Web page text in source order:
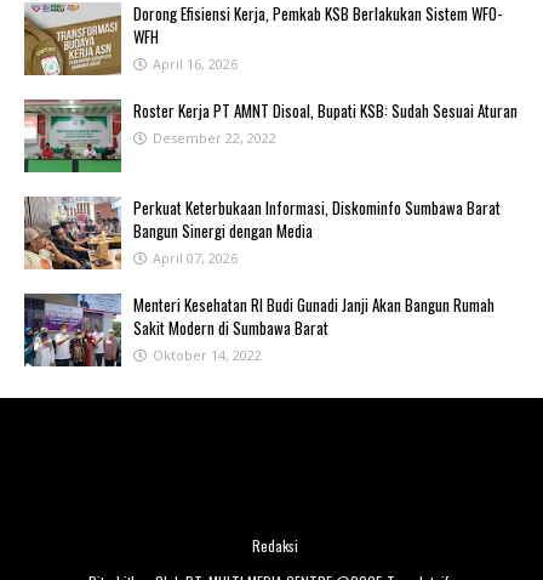
‎Dorong Efisiensi Kerja, Pemkab KSB Berlakukan Sistem WFO-
WFH ‎
April 16, 2026
Roster Kerja PT AMNT Disoal, Bupati KSB: Sudah Sesuai Aturan
Desember 22, 2022
Perkuat Keterbukaan Informasi, Diskominfo Sumbawa Barat
Bangun Sinergi dengan Media
April 07, 2026
Menteri Kesehatan RI Budi Gunadi Janji Akan Bangun Rumah
Sakit Modern di Sumbawa Barat
Oktober 14, 2022
Redaksi